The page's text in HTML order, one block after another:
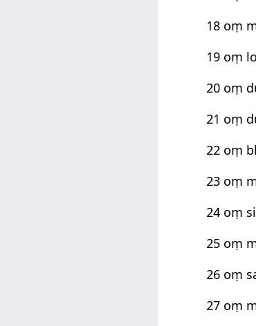
18 oṃ
19 oṃ
20 oṃ
21 oṃ
22 oṃ
23 oṃ
24 oṃ
25 oṃ
26 oṃ
27 oṃ